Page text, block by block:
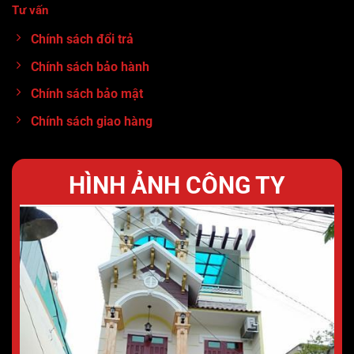
Tư vấn
Chính sách đổi trả
Chính sách bảo hành
Chính sách bảo mật
Chính sách giao hàng
HÌNH ẢNH CÔNG TY